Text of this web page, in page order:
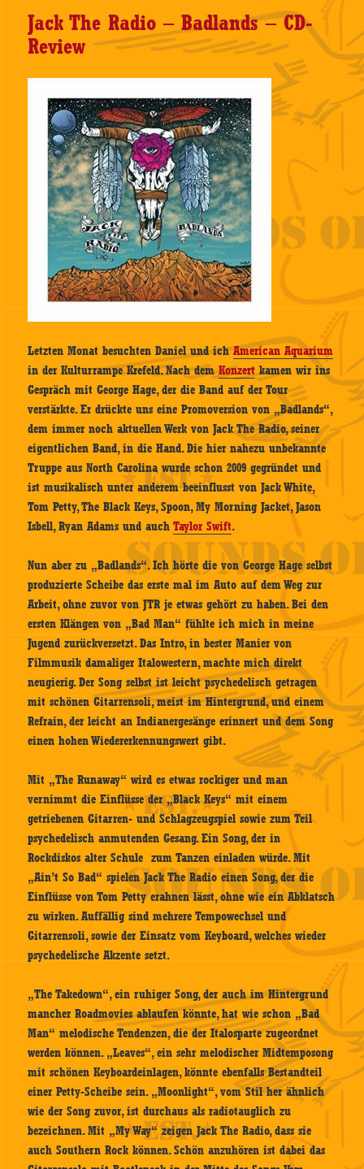
Jack The Radio – Badlands – CD-
Review
Letzten Monat besuchten Daniel und ichAmerican Aquarium
in der Kulturrampe Krefeld. Nach demKonzertkamen wir ins
Gespräch mit George Hage, der die Band auf der Tour
verstärkte. Er drückte uns eine Promoversion von „Badlands“,
dem immer noch aktuellen Werk von Jack The Radio, seiner
eigentlichen Band, in die Hand. Die hier nahezu unbekannte
Truppe aus North Carolina wurde schon 2009 gegründet und
ist musikalisch unter anderem beeinflusst von Jack White,
Tom Petty, The Black Keys, Spoon, My Morning Jacket, Jason
Isbell, Ryan Adams und auchTaylor Swift.
Nun aber zu „Badlands“. Ich hörte die von George Hage selbst
produzierte Scheibe das erste mal im Auto auf dem Weg zur
Arbeit, ohne zuvor von JTR je etwas gehört zu haben. Bei den
ersten Klängen von „Bad Man“ fühlte ich mich in meine
Jugend zurückversetzt. Das Intro, in bester Manier von
Filmmusik damaliger Italowestern, machte mich direkt
neugierig. Der Song selbst ist leicht psychedelisch getragen
mit schönen Gitarrensoli, meist im Hintergrund, und einem
Refrain, der leicht an Indianergesänge erinnert und dem Song
einen hohen Wiedererkennungswert gibt.
Mit „The Runaway“ wird es etwas rockiger und man
vernimmt die Einflüsse der „Black Keys“ mit einem
getriebenen Gitarren- und Schlagzeugspiel sowie zum Teil
psychedelisch anmutenden Gesang. Ein Song, der in
Rockdiskos alter Schule zum Tanzen einladen würde. Mit
„Ain’t So Bad“ spielen Jack The Radio einen Song, der die
Einflüsse von Tom Petty erahnen lässt, ohne wie ein Abklatsch
zu wirken. Auffällig sind mehrere Tempowechsel und
Gitarrensoli, sowie der Einsatz vom Keyboard, welches wieder
psychedelische Akzente setzt.
„The Takedown“, ein ruhiger Song, der auch im Hintergrund
mancher Roadmovies ablaufen könnte, hat wie schon „Bad
Man“ melodische Tendenzen, die der Italosparte zugeordnet
werden können. „Leaves“, ein sehr melodischer Midtemposong
mit schönen Keyboardeinlagen, könnte ebenfalls Bestandteil
einer Petty-Scheibe sein. „Moonlight“, vom Stil her ähnlich
wie der Song zuvor, ist durchaus als radiotauglich zu
bezeichnen. Mit „My Way“ zeigen Jack The Radio, dass sie
auch Southern Rock können. Schön anzuhören ist dabei das